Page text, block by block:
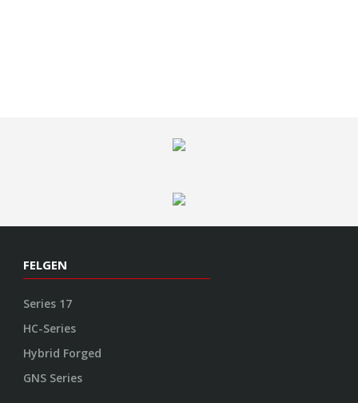
FELGEN
Series 17
HC-Series
Hybrid Forged
GNS Series